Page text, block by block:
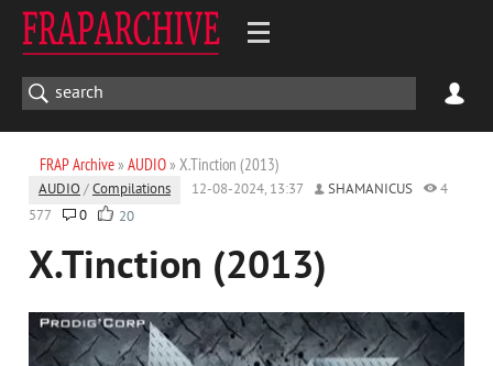
FRAP Archive» AUDIO» X.Tinction (2013)
AUDIO /Compilations 12-08-2024, 13:37 SHAMANICUS
4
577
0 20
X.Tinction (2013)